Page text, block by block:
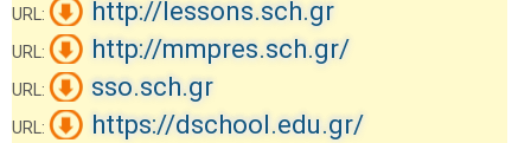
URL: http://lessons.sch.gr
URL: http://mmpres.sch.gr/
URL: sso.sch.gr
URL: https://dschool.edu.gr/